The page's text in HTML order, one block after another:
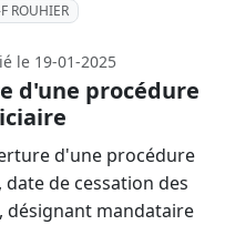
ROUHIER
le 19-01-2025
d'une procédure
d'une procédure
de cessation des
désignant mandataire